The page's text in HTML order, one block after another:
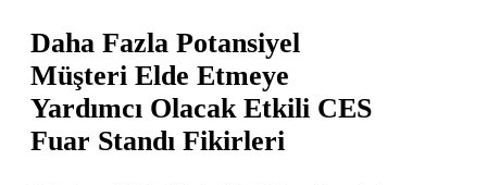
Daha Fazla Potansiyel
Müşteri Elde Etmeye
Yardımcı Olacak Etkili CES
Fuar Standı Fikirleri